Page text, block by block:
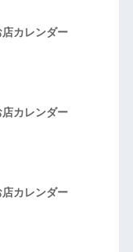
店カレンダー
店カレンダー
店カレンダー